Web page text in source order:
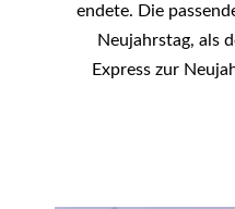
endete. Die
Neujahrstag, als
Express zur